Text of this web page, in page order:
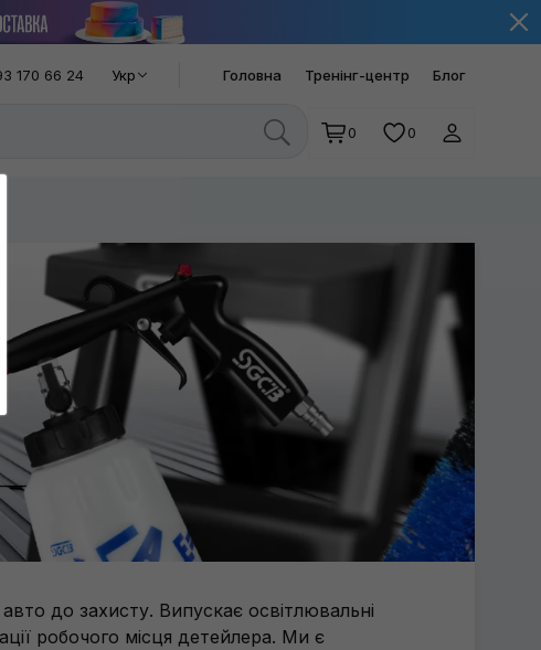
170 66 24 Укр Головна Тренінг-центр Блог
0 0
до захисту. Випускає освітлювальні
робочого місця детейлера. Ми є